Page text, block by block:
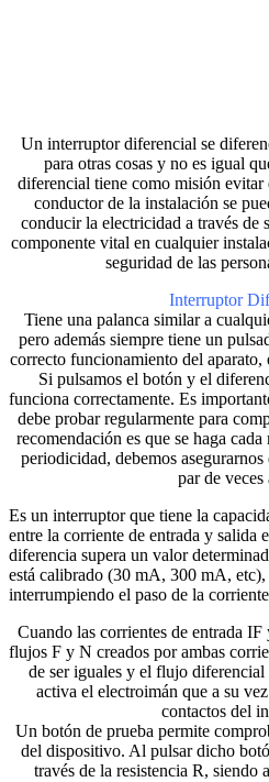
Un interruptor diferencial se
para otras cosas y no es igual
diferencial tiene como misión evitar
conductor de la instalación se
conducir la electricidad a través de
componente vital en cualquier
seguridad de las
Interruptor
Tiene una palanca similar a
pero además siempre tiene un
correcto funcionamiento del aparato,
Si pulsamos el botón y el
funciona correctamente. Es
debe probar regularmente para
recomendación es que se haga
periodicidad, debemos
par de veces
Es un interruptor que tiene la
entre la corriente de entrada y salida
diferencia supera un valor
está calibrado (30 mA, 300 mA,
interrumpiendo el paso de la
Cuando las corrientes de entrada
flujos F y N creados por ambas
de ser iguales y el flujo
activa el electroimán que a su
contactos del
Un botón de prueba permite
del dispositivo. Al pulsar dicho
través de la resistencia R, siendo